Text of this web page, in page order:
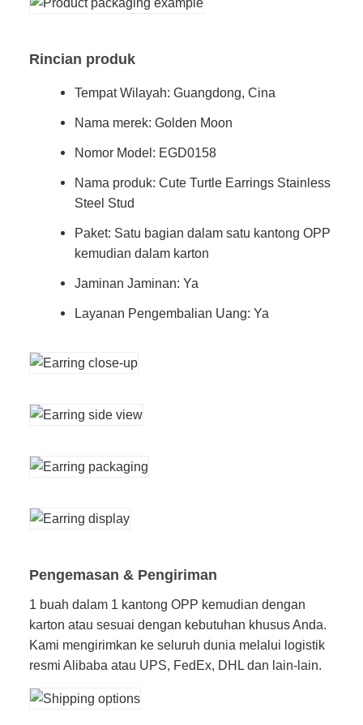
Rincian produk
Tempat Wilayah: Guangdong, Cina
Nama merek: Golden Moon
Nomor Model: EGD0158
Nama produk: Cute Turtle Earrings Stainless
Steel Stud
Paket: Satu bagian dalam satu kantong OPP
kemudian dalam karton
Jaminan Jaminan: Ya
Layanan Pengembalian Uang: Ya
Pengemasan & Pengiriman
1 buah dalam 1 kantong OPP kemudian dengan
karton atau sesuai dengan kebutuhan khusus Anda.
Kami mengirimkan ke seluruh dunia melalui logistik
resmi Alibaba atau UPS, FedEx, DHL dan lain-lain.